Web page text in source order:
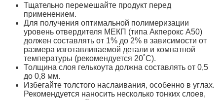
Тщательно перемешайте продукт перед
применением.
Для получения оптимальной полимеризации
уровень отвердителя МЕКП (типа Акперокс А50)
должен составлять от 1% до 2% в зависимости от
размера изготавливаемой детали и комнатной
температуры (рекомендуется 20˚C).
Толщина слоя гелькоута должна составлять от 0,5
до 0,8 мм.
Избегайте толстого наслаивания, особенно в углах.
Рекомендуется наносить несколько тонких слоев,